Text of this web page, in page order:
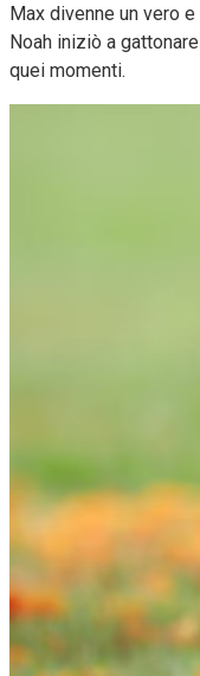
Max divenne un vero
Noah iniziò a
quei momenti.